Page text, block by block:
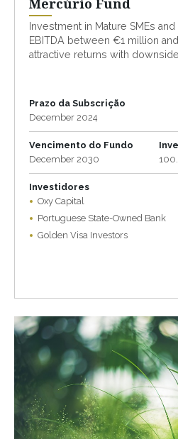
Investment in Mature SMEs
EBITDA between €1 million
attractive returns with
Prazo da Subscrição
December 2024
Vencimento do Fundo
December 2030
Investidores
Oxy Capital
Portuguese State-Owned Bank
Golden Visa Investors